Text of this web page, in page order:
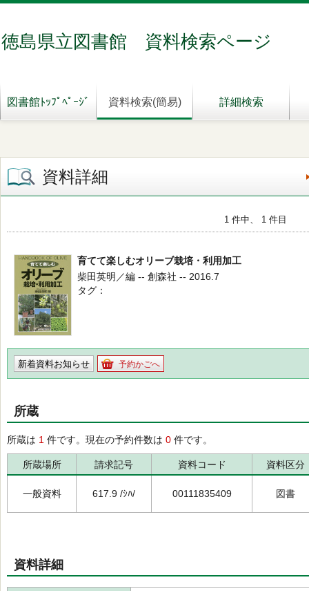
徳島県立図書館 資料検索ページ
図書館ﾄｯﾌﾟﾍﾟｰｼﾞ 資料検索(簡易) 詳細検索
資料詳細
1 件中、 1 件目
育てて楽しむオリーブ栽培・利用加工
柴田英明／編 -- 創森社 -- 2016.7
タグ
新着資料お知らせ 予約かごへ
所蔵
所蔵は 1 件です。現在の予約件数は 0 件です。
所蔵場所 請求記号 資料コード 資料区分
一般資料 617.9 /ｼﾊ/ 00111835409 図書
資料詳細